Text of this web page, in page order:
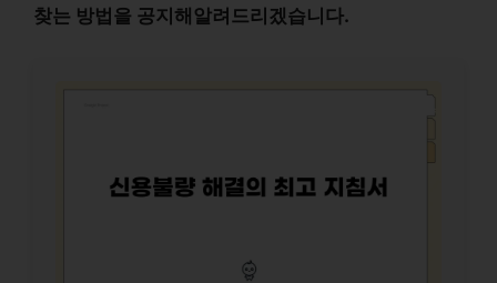
찾는 방법을 공지해알려드리겠습니다.